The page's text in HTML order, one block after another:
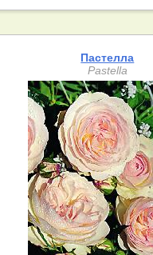
Пастелла
Pastella